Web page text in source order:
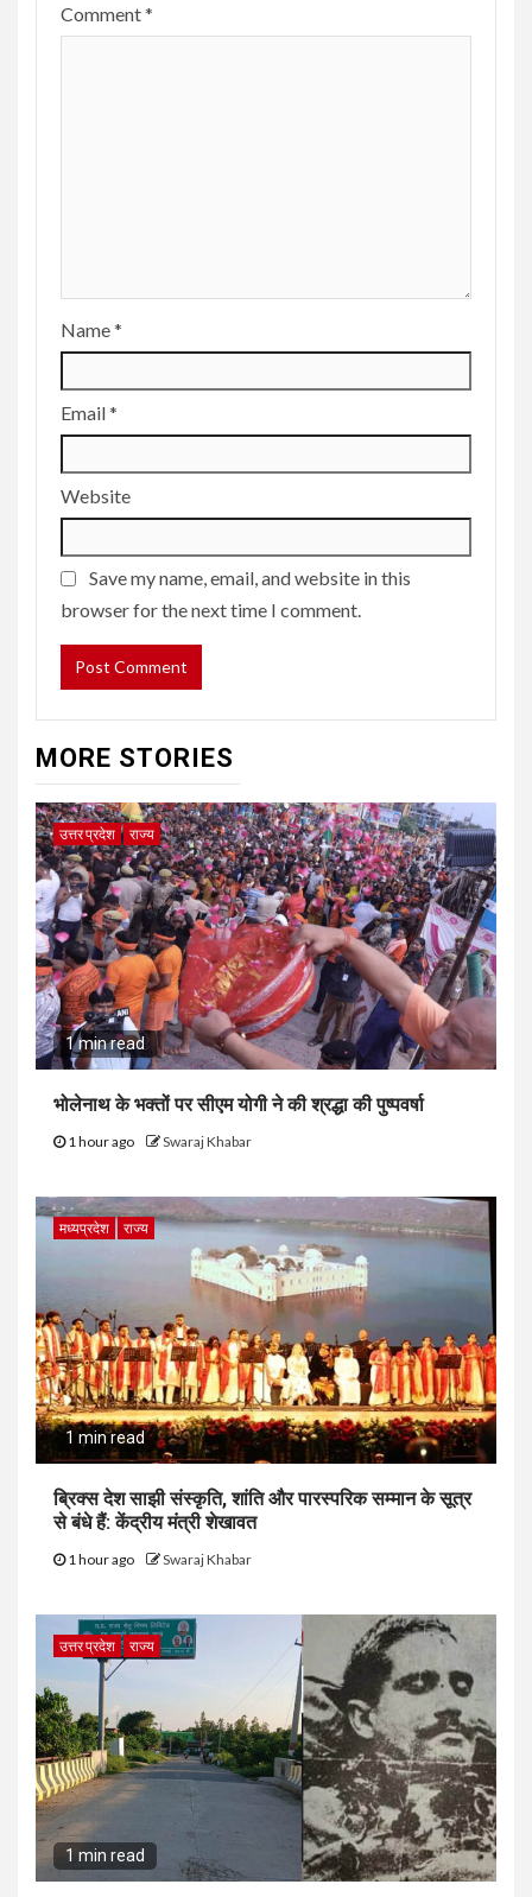
Comment*
Name*
Email*
Website
Save my name, email, and website in this
browser for the next time I comment.
MORE STORIES
उत्तर प्रदेश राज्य
1 min read
भोलेनाथ के भक्तों पर सीएम योगी ने की श्रद्धा की पुष्पवर्षा
1 hour ago Swaraj Khabar
मध्यप्रदेश राज्य
1 min read
ब्रिक्स देश साझी संस्कृति, शांति और पारस्परिक सम्मान के सूत्र
से बंधे हैं: केंद्रीय मंत्री शेखावत
1 hour ago Swaraj Khabar
उत्तर प्रदेश राज्य
1 min read